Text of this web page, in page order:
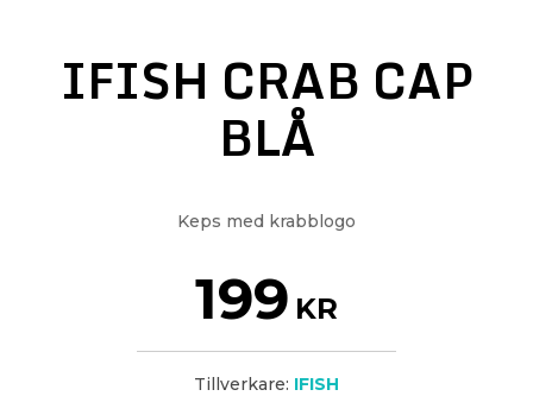
IFISH CRAB CAP
BLÅ
Keps med krabblogo
199 KR
Tillverkare: IFISH